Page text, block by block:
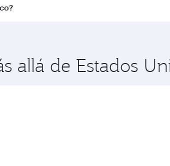
operadora. En el caso de los
allá de Estados